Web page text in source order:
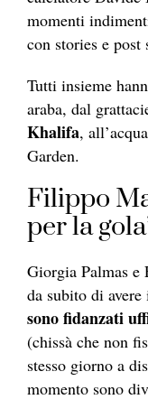
momenti
con stories e post
Tutti insieme
araba, dal
Khalifa,
Garden.
Filippo
per la
Giorgia Palmas
da subito di
sono fidanzati
(chissà che non
stesso giorno a
momento sono